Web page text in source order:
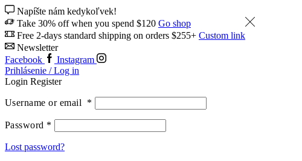
Napíšte nám kedykoľvek!
Take 30% off when you spend $120 Go shop
Free 2-days standard shipping on orders $255+ Custom link
Newsletter
Facebook
Instagram
Prihlásenie / Log in
Login Register
Username or email *
Password *
Lost password?